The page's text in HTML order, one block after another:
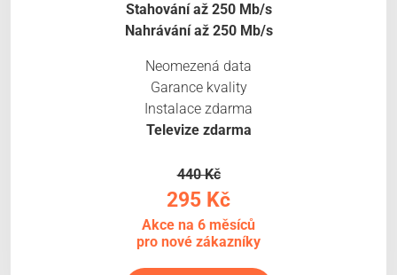
Stahování až 250 Mb/s
Nahrávání až 250 Mb/s
Neomezená data
Garance kvality
Instalace zdarma
Televize zdarma
440 Kč
295 Kč
Akce na 6 měsíců
pro nové zákazníky